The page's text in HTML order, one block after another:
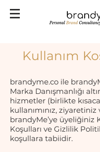
Kullanım
brandyme.co ile
Marka Danışmanlığı
hizmetler (birlikte
kullanımınız, ziyaretiniz
brandyMe’ye üyeliğiniz
Koşulları ve Gizlilik
koşullara tabiidir.